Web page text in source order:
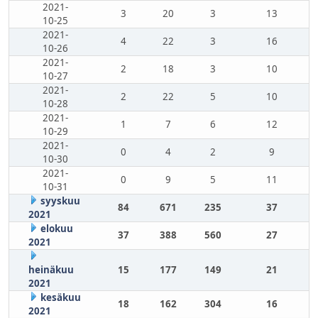
2021-
10-25
3 20 3
13
2021-
10-26
4 22 3
16
2021-
10-27
2 18 3
10
2021-
10-28
2 22 5
10
2021-
10-29
1 7 6
12
2021-
10-30
0 4 2
9
2021-
10-31
0 9 5
11
syyskuu
2021
84 671 235
37
elokuu
2021
37 388 560 27
heinäkuu
2021
15 177 149 21
kesäkuu
2021
18 162 304 16